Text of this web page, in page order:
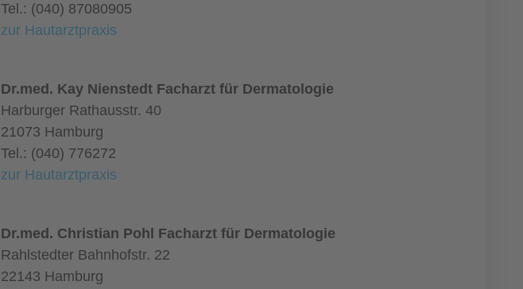
Tel.: (040) 87080905
zur Hautarztpraxis
Dr.med. Kay Nienstedt Facharzt für Dermatologie
Harburger Rathausstr. 40
21073 Hamburg
Tel.: (040) 776272
zur Hautarztpraxis
Dr.med. Christian Pohl Facharzt für Dermatologie
Rahlstedter Bahnhofstr. 22
22143 Hamburg